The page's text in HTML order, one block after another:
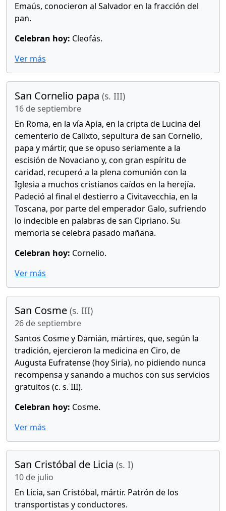
Emaús, conocieron al Salvador en la fracción del
pan.
Celebran hoy: Cleofás.
Ver más
San Cornelio papa (s. III)
16 de septiembre
En Roma, en la vía Apia, en la cripta de Lucina del
cementerio de Calixto, sepultura de san Cornelio,
papa y mártir, que se opuso seriamente a la
escisión de Novaciano y, con gran espíritu de
caridad, recuperó a la plena comunión con la
Iglesia a muchos cristianos caídos en la herejía.
Padeció al final el destierro a Civitavecchia, en la
Toscana, por parte del emperador Galo, sufriendo
lo indecible en palabras de san Cipriano. Su
memoria se celebra pasado mañana.
Celebran hoy: Cornelio.
Ver más
San Cosme (s. III)
26 de septiembre
Santos Cosme y Damián, mártires, que, según la
tradición, ejercieron la medicina en Ciro, de
Augusta Eufratense (hoy Siria), no pidiendo nunca
recompensa y sanando a muchos con sus servicios
gratuitos (c. s. III).
Celebran hoy: Cosme.
Ver más
San Cristóbal de Licia (s. I)
10 de julio
En Licia, san Cristóbal, mártir. Patrón de los
transportistas y conductores.